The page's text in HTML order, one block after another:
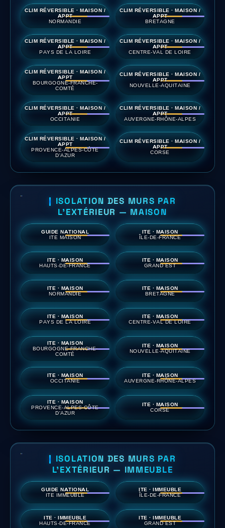
CLIM RÉVERSIBLE · MAISON /
APPT
NORMANDIE
CLIM RÉVERSIBLE · MAISON /
APPT
BRETAGNE
CLIM RÉVERSIBLE · MAISON /
APPT
PAYS DE LA LOIRE
CLIM RÉVERSIBLE · MAISON /
APPT
CENTRE-VAL DE LOIRE
CLIM RÉVERSIBLE · MAISON /
APPT
BOURGOGNE-FRANCHE-
COMTÉ
CLIM RÉVERSIBLE · MAISON /
APPT
NOUVELLE-AQUITAINE
CLIM RÉVERSIBLE · MAISON /
APPT
OCCITANIE
CLIM RÉVERSIBLE · MAISON /
APPT
AUVERGNE-RHÔNE-ALPES
CLIM RÉVERSIBLE · MAISON /
APPT
PROVENCE-ALPES-CÔTE
D'AZUR
CLIM RÉVERSIBLE · MAISON /
APPT
CORSE
ISOLATION DES MURS PAR
L'EXTÉRIEUR — MAISON
GUIDE NATIONAL
ITE MAISON
ITE · MAISON
ÎLE-DE-FRANCE
ITE · MAISON
HAUTS-DE-FRANCE
ITE · MAISON
GRAND EST
ITE · MAISON
NORMANDIE
ITE · MAISON
BRETAGNE
ITE · MAISON
PAYS DE LA LOIRE
ITE · MAISON
CENTRE-VAL DE LOIRE
ITE · MAISON
BOURGOGNE-FRANCHE-
COMTÉ
ITE · MAISON
NOUVELLE-AQUITAINE
ITE · MAISON
OCCITANIE
ITE · MAISON
AUVERGNE-RHÔNE-ALPES
ITE · MAISON
PROVENCE-ALPES-CÔTE
D'AZUR
ITE · MAISON
CORSE
ISOLATION DES MURS PAR
L'EXTÉRIEUR — IMMEUBLE
GUIDE NATIONAL
ITE IMMEUBLE
ITE · IMMEUBLE
ÎLE-DE-FRANCE
ITE · IMMEUBLE
HAUTS-DE-FRANCE
ITE · IMMEUBLE
GRAND EST